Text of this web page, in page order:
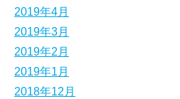
2019年4月
2019年3月
2019年2月
2019年1月
2018年12月